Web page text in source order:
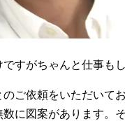
すがちゃんと仕事もし
ご依頼をいただいて
に図案があります。